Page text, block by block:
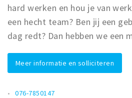
Slapen
Recreatief
Winkels
Winkelgebieden
Deals
hard werken en hou je van
een hecht team? Ben jij een
dag redt? Dan hebben we een
Meer informatie en solliciteren
076-7850147